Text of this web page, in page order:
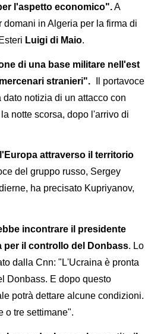
l'aspetto economico".A
in Algeria per la firma di
Luigi di Maio.
di una base militare nell'est
stranieri". Il portavoce
notizia di un attacco con
notte scorsa, dopo l'arrivo di
attraverso il territorio
del gruppo russo, Sergey
ha precisato Kupriyanov,
incontrare il presidente
per il controllo del Donbass. Lo
dalla Cnn: "L'Ucraina è pronta
Donbass. E dopo questo
potrà dettare alcune condizioni.
o tre settimane".